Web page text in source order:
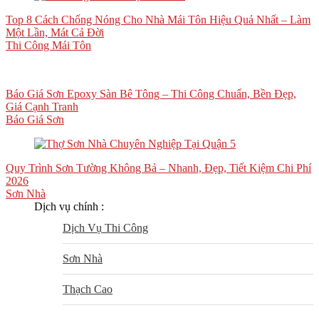
Top 8 Cách Chống Nóng Cho Nhà Mái Tôn Hiệu Quả Nhất – Làm
Một Lần, Mát Cả Đời
Thi Công Mái Tôn
Báo Giá Sơn Epoxy Sàn Bê Tông – Thi Công Chuẩn, Bền Đẹp,
Giá Cạnh Tranh
Báo Giá Sơn
Quy Trình Sơn Tường Không Bả – Nhanh, Đẹp, Tiết Kiệm Chi Phí
2026
Sơn Nhà
Dịch vụ chính :
Dịch Vụ Thi Công
Sơn Nhà
Thạch Cao